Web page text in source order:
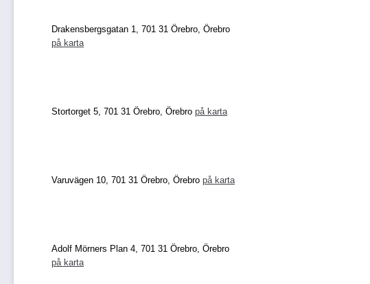
Drakensbergsgatan 1, 701 31 Örebro, Örebro
på karta
Stortorget 5, 701 31 Örebro, Örebro på karta
Varuvägen 10, 701 31 Örebro, Örebro på karta
Adolf Mörners Plan 4, 701 31 Örebro, Örebro
på karta